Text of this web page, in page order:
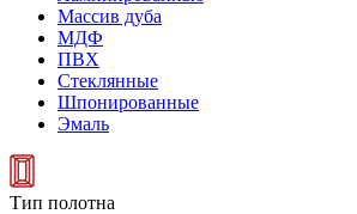
Массив дуба
МДФ
ПВХ
Стеклянные
Шпонированные
Эмаль
Тип полотна